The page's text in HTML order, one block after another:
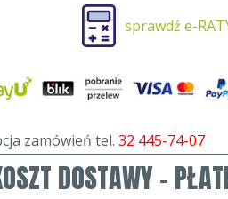
sprawdź e-
zamówień tel. 32 445-74-07
DOSTAWY -